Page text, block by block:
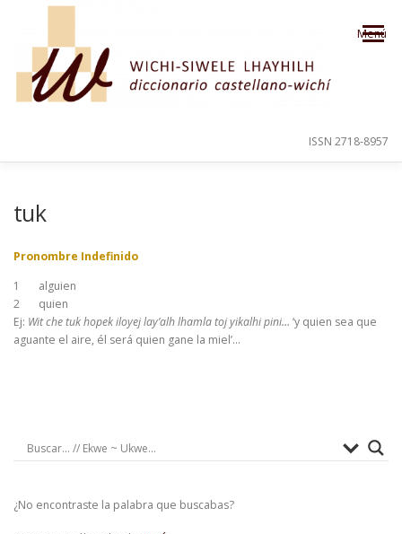
Saltar al contenido
Menú
ORDEN ALFABÉTICO
ISSN 2718-8957
tuk
Pronombre Indefinido
1
alguien
2
quien
Ej: Wit che tuk hopek iloyej lay’alh lhamla toj yikalhi pini… ‘y quien sea que
aguante el aire, él será quien gane la miel’…
¿No encontraste la palabra que buscabas?